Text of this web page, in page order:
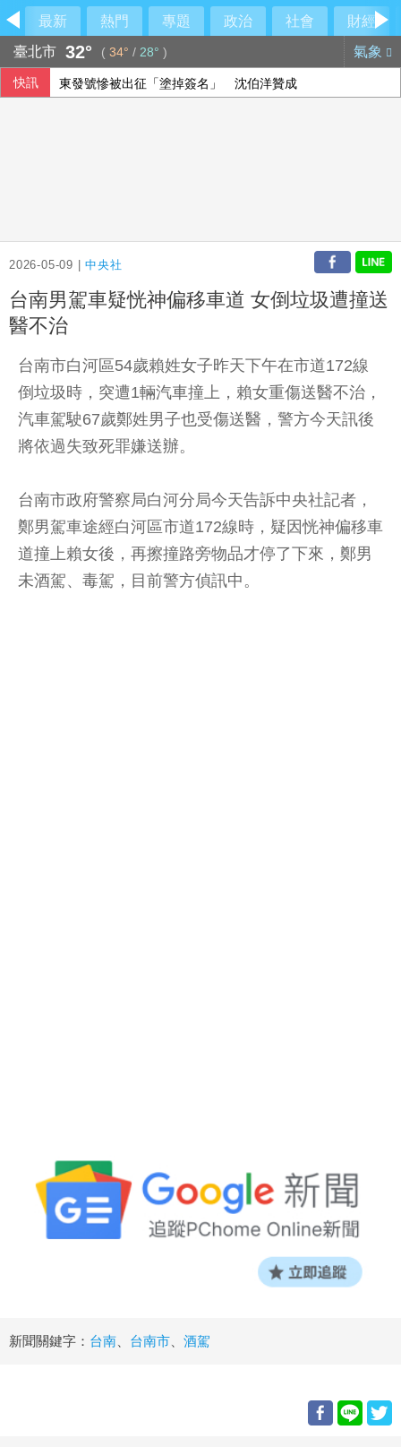
最新 熱門 專題 政治 社會
財經
臺北市 32° ( 34° / 28° ) 氣象
快訊 東發號慘被出征「塗掉簽名」 沈伯洋贊成
2026-05-09 |中央社
台南男駕車疑恍神偏移車道 女倒垃圾遭撞送
醫不治
台南市白河區54歲賴姓女子昨天下午在市道172線
倒垃圾時，突遭1輛汽車撞上，賴女重傷送醫不治，
汽車駕駛67歲鄭姓男子也受傷送醫，警方今天訊後
將依過失致死罪嫌送辦。
台南市政府警察局白河分局今天告訴中央社記者，
鄭男駕車途經白河區市道172線時，疑因恍神偏移車
道撞上賴女後，再擦撞路旁物品才停了下來，鄭男
未酒駕、毒駕，目前警方偵訊中。
新聞關鍵字： 台南 台南市 酒駕